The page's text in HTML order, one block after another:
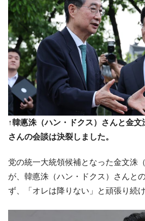
Fact1
発表から2日で大崩壊、鳴か
なスーパーリーグとは？
Fact1
日本人マスターズ挑戦の歴史
だった選手とは？
Fact1
甲子園通算本塁打、最多の清
ている意外な選手とは？
Fact1 セレクトセールの高額取引馬
↑韓悳洙（ハン・ドクス）さんと金文
さんの会談は決裂しました。
党の統一大統領候補となった金文洙
が、韓悳洙（ハン・ドクス）さんと
ず、「オレは降りない」と頑張り続